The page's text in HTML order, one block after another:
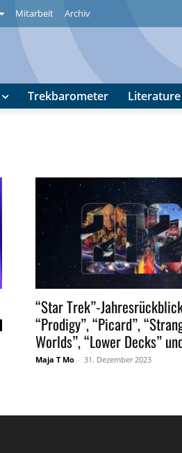
Mitarbeit Archiv
Trekbarometer
“Star Trek”-
“Prodigy”, “Picard”,
Worlds”, “Lower Decks”
Maja T Mo - 31. Dezember 2023